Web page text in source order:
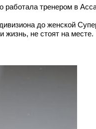
работала тренером в
до женской
не стоят на месте.